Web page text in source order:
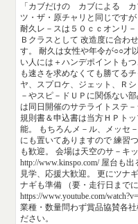
「カブだけの カブによる カ
ツ・ザ・原チャリと同じです
耐久レ－スは５０ｃｃオンリ
Ｂクラスとして 改造度に合わ
す。 耐久は女性や年令が○○才
い人には＋ハンデポイントも
も速さを求めなくても勝てる
ヤ、スプロケ、ジェット、Ｒ
－やスピ－ドＵＰに関係ない
は同日開催のサテライトステ
規則書＆申込書は当方ＨＰト
能。 もちろんメ－ル、メッセ
にも置いてありますので 練習
も歓迎。 会場は天空のサ－キ
http://www.kinspo.com/ 屋台も
見学、応援大歓迎。 更にツナ
ナギも準備 （要・走行日ま
https://www.youtube.com/
業種・数量問わず賞品協賛各
ださい。